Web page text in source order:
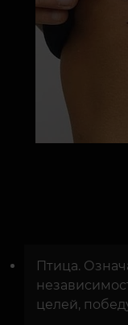
Птица.
целей,